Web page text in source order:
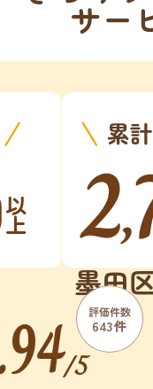
サー
墨田
/5
評価件数
643件